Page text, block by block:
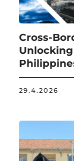
Cross-
29.4.2026